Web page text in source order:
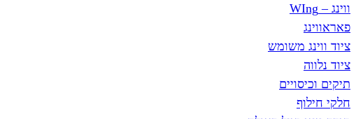
ווינג – WIng
פאראווינג
ציוד ווינג משומש
ציוד נלווה
תיקים וכיסויים
חלקי חילוף